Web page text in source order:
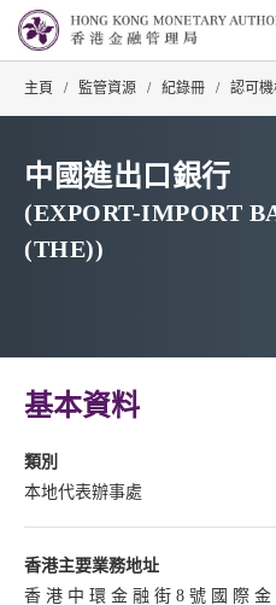
主頁 / 監管資源 / 紀錄冊 / 認可
中國進出口銀行
(EXPORT-IMPORT
(THE))
基本資料
類別
本地代表辦事處
香港主要業務地址
香 港 中 環 金 融 街 8 號 國 際 金